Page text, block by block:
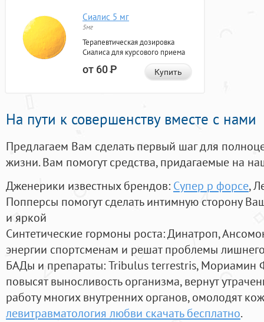
Сиалис 5 мг
5мг
Терапевтическая дозировка
Сиалиса для курсового приема
от 60Р Купить
На пути к совершенству вместе с нами
Предлагаем Вам сделать первый шаг для
жизни. Вам помогут средства, придагаемые на
Дженерики известных брендов: Супер р форсе,
Попперсы помогут сделать интимную сторону
и яркой
Синтетические гормоны роста: Динатроп,
энергии спортсменам и решат проблемы
БАДы и препараты:Tribulus terrestris, Мориамин
повысят выносливость организма, вернут
работу многих внутренних органов, омолодят
левитравматология любви скачать бесплатно.